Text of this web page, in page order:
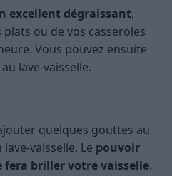
excellent dégraissant,
ou de vos casseroles
Vous pouvez ensuite
lave-vaisselle.
quelques gouttes au
vaisselle. Le pouvoir
briller votre vaisselle.